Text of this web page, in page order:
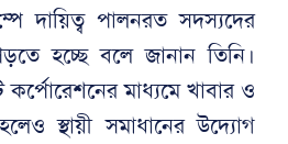
দায়িত্ব পালনরত সদস্যদের
হচ্ছে বলে জানান তিনি।
কর্পোরেশনের মাধ্যমে খাবার ও
স্থায়ী সমাধানের উদ্যোগ